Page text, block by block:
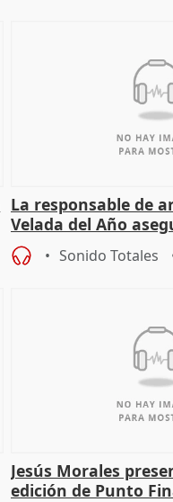
La responsable de
Velada del Año
"Andalucía está
cita
Sonido Totales
Jesús Morales
edición de Punto